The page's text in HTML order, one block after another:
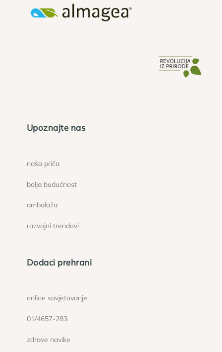
Upoznajte nas
naša priča
bolja budućnost
ambalaža
razvojni trendovi
Dodaci prehrani
online savjetovanje
01/4657-283
zdrave navike